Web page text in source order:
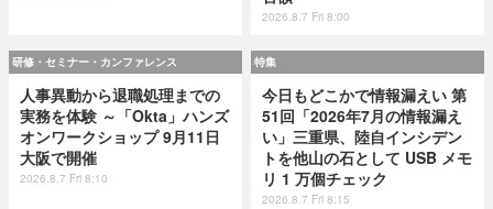
2026.8.7 Fri 8:00
研修・セミナー・カンファレンス
人事異動から退職処理までの
実務を体験 ～「Okta」ハンズ
オンワークショップ 9月11日
大阪で開催
2026.8.7 Fri 8:10
特集
今日もどこかで情報漏えい 第
51回「2026年7月の情報漏え
い」三重県、陸自インシデン
トを他山の石として USB メモ
リ 1 万個チェック
2026.8.7 Fri 8:15